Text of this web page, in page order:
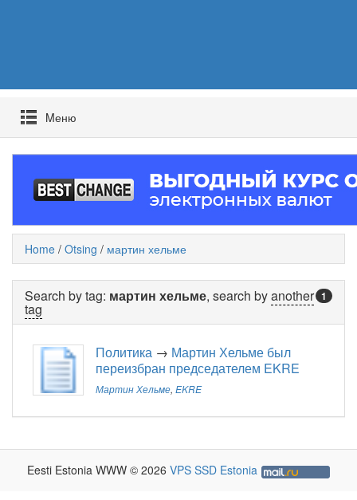
Mеню
Home / Otsing / мартин хельме
1
Search by tag: мартин хельме, search byanother
tag
Политика → Мартин Хельме был
переизбран председателем EKRE
Мартин Хельме, EKRE
Eesti Estonia WWW © 2026 VPS SSD Estonia